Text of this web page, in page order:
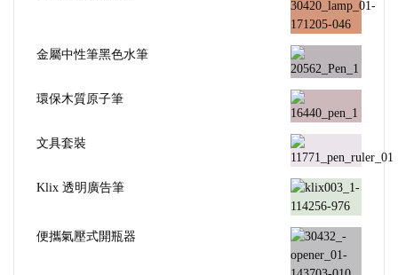
金屬中性筆黑色水筆
環保木質原子筆
文具套裝
Klix 透明廣告筆
便攜氣壓式開瓶器